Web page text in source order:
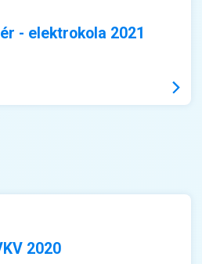
- elektrokola 2021
2020